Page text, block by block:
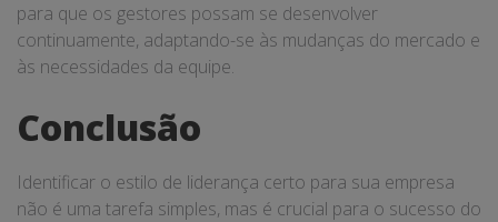
para que os gestores possam se desenvolver
continuamente, adaptando-se às mudanças do mercado e
às necessidades da equipe.
Conclusão
Identificar o estilo de liderança certo para sua empresa
não é uma tarefa simples, mas é crucial para o sucesso do